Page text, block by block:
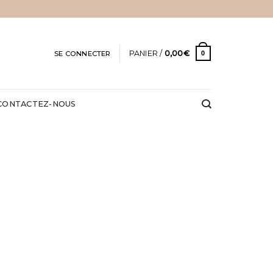
SE CONNECTER PANIER / 0,00€ 0
NOUS